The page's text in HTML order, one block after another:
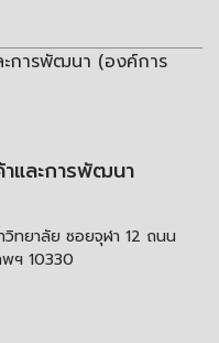
ะการพัฒนา (องค์การ
าและการพัฒนา
ทยาลัย ซอยจุฬา 12 ถนน
ฯ 10330